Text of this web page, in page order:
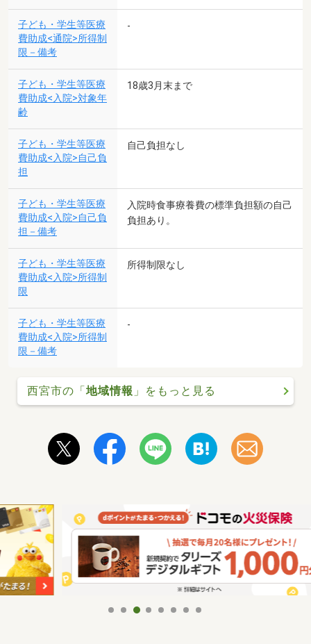
子ども・学生等医療
費助成<通院>所得制
限－備考
-
子ども・学生等医療
費助成<入院>対象年
齢
18歳3月末まで
子ども・学生等医療
費助成<入院>自己負
担
自己負担なし
子ども・学生等医療
費助成<入院>自己負
担－備考
入院時食事療養費の標準負担額の自己
負担あり。
子ども・学生等医療
費助成<入院>所得制
限
所得制限なし
子ども・学生等医療
費助成<入院>所得制
限－備考
-
西宮市の「地域情報 」をもっと見る